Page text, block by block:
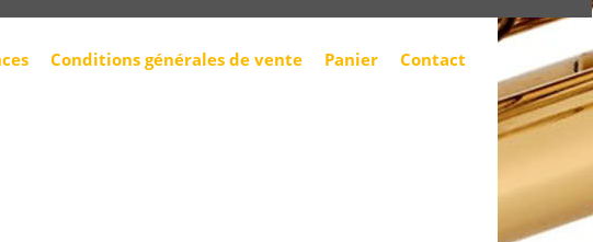
Conditions générales de vente Panier Contact